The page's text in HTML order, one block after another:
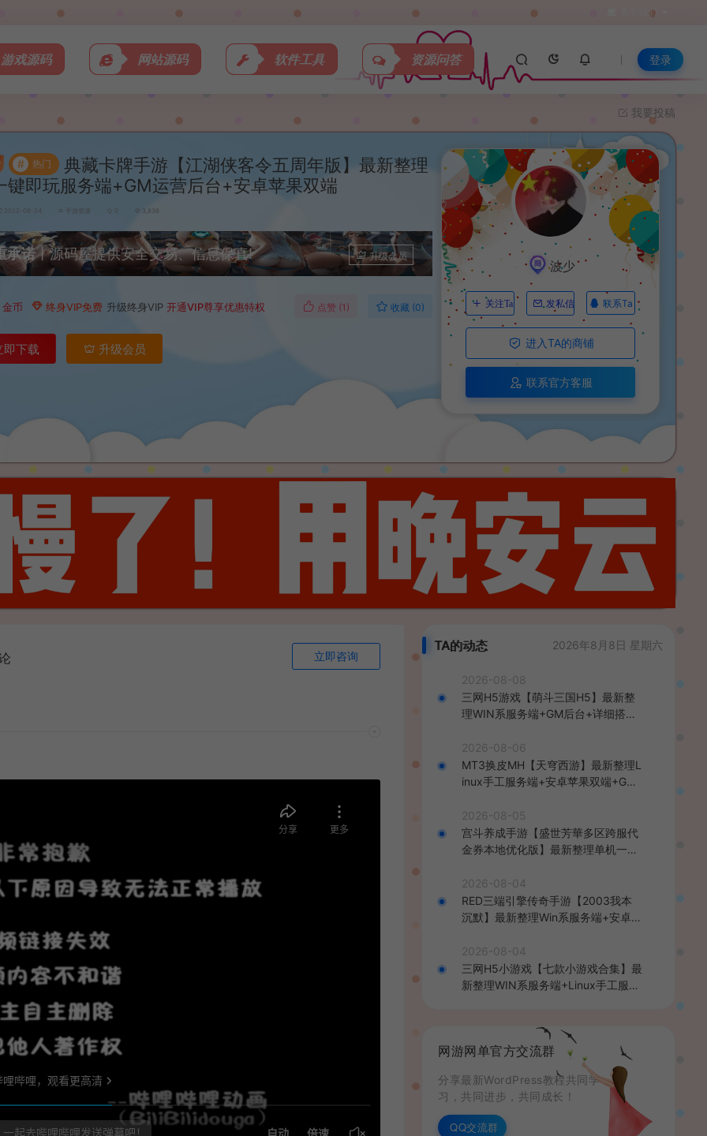
关于我们
游戏源码 网站源码 软件工具 资源问答 登录
我要投稿
# 热门
典藏卡牌手游【江湖侠客令五周年版】最新整理
键即玩服务端+GM运营后台+安卓苹果双端
2022-08-24 手游资源 0 3,836
承诺丨源码屋提供安全交易、信息保真! 升级会员
金币 终身VIP免费 升级终身VIP 开通VIP尊享优惠特权 点赞 (1 ) 收藏 (0)
即下载 升级会员
波少
关注Ta 发私信 联系Ta
进入TA的商铺
联系官方客服
立即咨询
TA的动态 2026年8月8日 星期六
2026-08-08
三网H5游戏【萌斗三国H5】最新整
理WIN系服务端+GM后台+详细搭建
2026-08-06
MT3换皮MH【天穹西游】最新整理L
inux手工服务端+安卓苹果双端+GM
教程
2026-08-05
宫斗养成手游【盛世芳華多区跨服代
金券本地优化版】最新整理单机一键
后台+安卓+详细搭建教程
2026-08-04
RED三端引擎传奇手游【2003我本
沉默】最新整理Win系服务端+安卓苹
2026-08-04
三网H5小游戏【七款小游戏合集】最
新整理WIN系服务端+Linux手工服务
网游网单官方交流群
分享最新WordPress教程共同学
习，共同进步，共同成长！
QQ交流群